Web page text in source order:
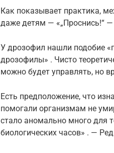
Как показывает практика,
даже детям — «„Проснись!“ —
У дрозофил нашли подобие
дрозофилы» . Чисто
можно будет управлять, но
Есть предположение, что
помогали организмам не
стало аномально много для
биологических часов» . —